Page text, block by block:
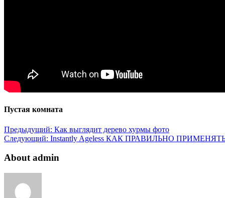
Пустая комната
Предыдущий: Как выглядит дерево хурмы фото
Следующий: Instantly Ageless КАК ПРАВИЛЬНО
About admin